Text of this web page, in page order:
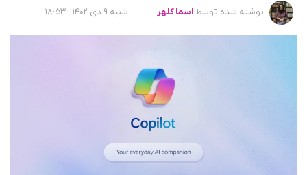
نوشته شده توسط اسما کلهر شنبه 9 دی 1402 - 18:53